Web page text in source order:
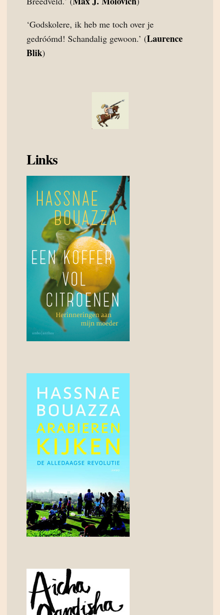
‘Godskolere, ik heb me toch over je
gedróómd! Schandalig gewoon.’ (Laurence
Blik)
Links